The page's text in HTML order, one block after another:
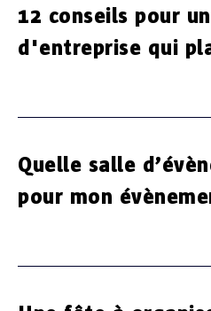
12 conseils pour
d'entreprise qui
Quelle salle
pour mon